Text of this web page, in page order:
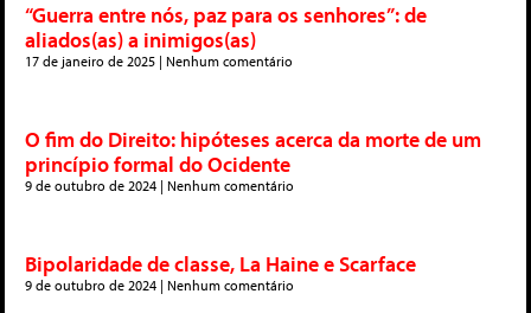
“Guerra entre nós, paz para os senhores”: de
aliados(as) a inimigos(as)
17 de janeiro de 2025 Nenhum comentário
O fim do Direito: hipóteses acerca da morte de um
princípio formal do Ocidente
9 de outubro de 2024 Nenhum comentário
Bipolaridade de classe, La Haine e Scarface
9 de outubro de 2024 Nenhum comentário